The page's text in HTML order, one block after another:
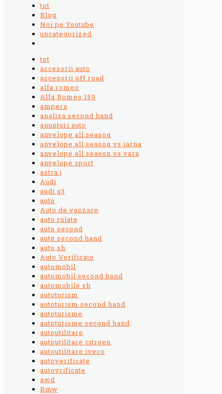
tot
Blog
Noi pe Youtube
uncategorized
tot
accesorii auto
accesorii off road
alfa romeo
Alfa Romeo 159
ampera
analiza second hand
anunturi auto
anvelope all season
anvelope all season vs iarna
anvelope all season vs vara
anvelope sport
astra j
Audi
audi q3
auto
Auto de vanzare
auto rulate
auto second
auto second hand
auto sh
Auto Verificate
automobil
automobil second hand
automobile sh
autoturism
autoturism second hand
autoturisme
autoturisme second hand
autoutilitare
autoutilitare citroen
autoutilitare iveco
autoverificate
autovrificate
awd
Bmw